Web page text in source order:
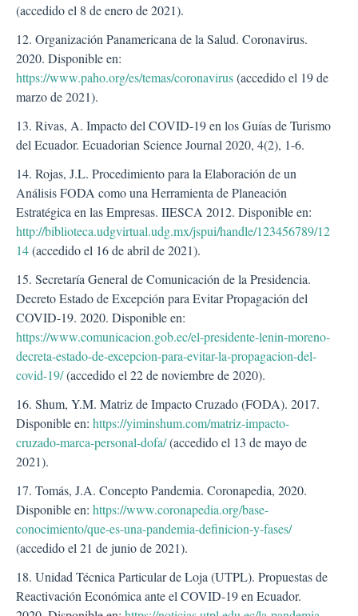
(accedido el 8 de enero de 2021).
12. Organización Panamericana de la Salud. Coronavirus.
2020. Disponible en:
https://www.paho.org/es/temas/coronavirus(accedido el 19 de
marzo de 2021).
13. Rivas, A. Impacto del COVID-19 en los Guías de Turismo
del Ecuador. Ecuadorian Science Journal 2020, 4(2), 1-6.
14. Rojas, J.L. Procedimiento para la Elaboración de un
Análisis FODA como una Herramienta de Planeación
Estratégica en las Empresas. IIESCA 2012. Disponible en:
http://biblioteca.udgvirtual.udg.mx/jspui/handle/123456789/12
14(accedido el 16 de abril de 2021).
15. Secretaría General de Comunicación de la Presidencia.
Decreto Estado de Excepción para Evitar Propagación del
COVID-19. 2020. Disponible en:
https://www.comunicacion.gob.ec/el-presidente-lenin-moreno-
decreta-estado-de-excepcion-para-evitar-la-propagacion-del-
covid-19/(accedido el 22 de noviembre de 2020).
16. Shum, Y.M. Matriz de Impacto Cruzado (FODA). 2017.
Disponible en: https://yiminshum.com/matriz-impacto-
cruzado-marca-personal-dofa/(accedido el 13 de mayo de
2021).
17. Tomás, J.A. Concepto Pandemia. Coronapedia, 2020.
Disponible en: https://www.coronapedia.org/base-
conocimiento/que-es-una-pandemia-definicion-y-fases/
(accedido el 21 de junio de 2021).
18. Unidad Técnica Particular de Loja (UTPL). Propuestas de
Reactivación Económica ante el COVID-19 en Ecuador.